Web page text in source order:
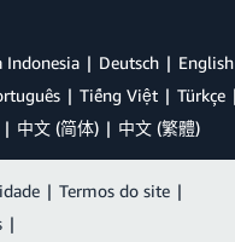
Indonesia Deutsch English
Tiếng Việt Türkçe
中文 (简体) 中文 (繁體)
| Termos do site |
|